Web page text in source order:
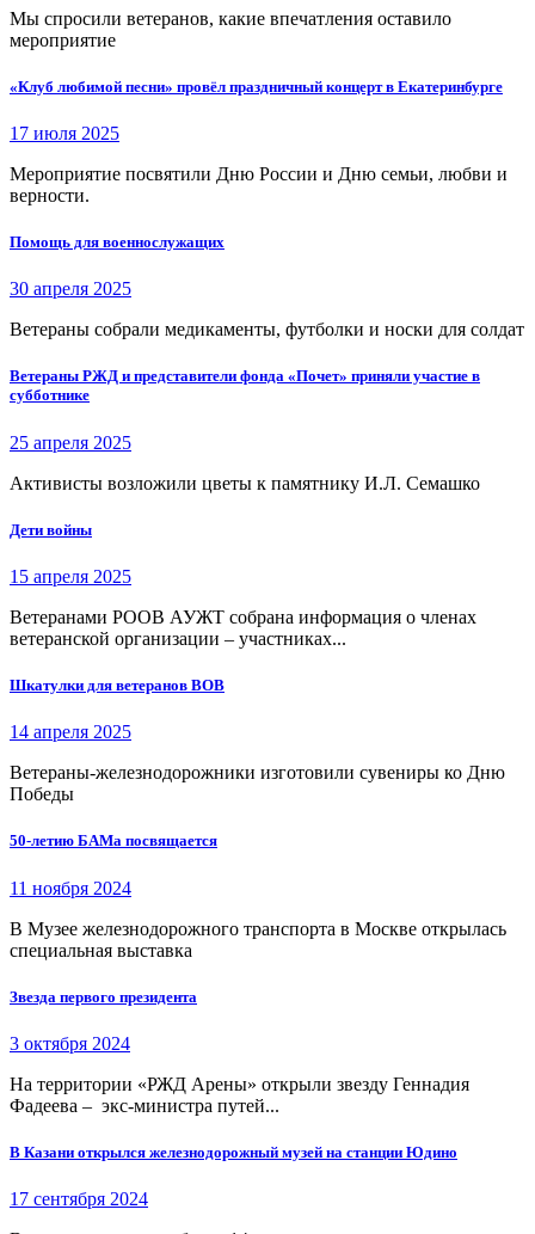
Мы спросили ветеранов, какие впечатления оставило
мероприятие
«Клуб любимой песни» провёл праздничный концерт в Екатеринбурге
17 июля 2025
Мероприятие посвятили Дню России и Дню семьи, любви и
верности.
Помощь для военнослужащих
30 апреля 2025
Ветераны собрали медикаменты, футболки и носки для солдат
Ветераны РЖД и представители фонда «Почет» приняли участие в
субботнике
25 апреля 2025
Активисты возложили цветы к памятнику И.Л. Семашко
Дети войны
15 апреля 2025
Ветеранами РООВ АУЖТ собрана информация о членах
ветеранской организации – участниках...
Шкатулки для ветеранов ВОВ
14 апреля 2025
Ветераны-железнодорожники изготовили сувениры ко Дню
Победы
50-летию БАМа посвящается
11 ноября 2024
В Музее железнодорожного транспорта в Москве открылась
специальная выставка
Звезда первого президента
3 октября 2024
На территории «РЖД Арены» открыли звезду Геннадия
Фадеева – экс-министра путей...
В Казани открылся железнодорожный музей на станции Юдино
17 сентября 2024